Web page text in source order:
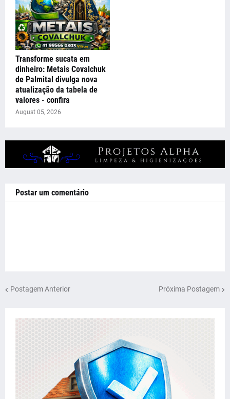
Transforme sucata em
dinheiro: Metais Covalchuk
de Palmital divulga nova
atualização da tabela de
valores - confira
August 05, 2026
Postar um comentário
Postagem Anterior Próxima Postagem